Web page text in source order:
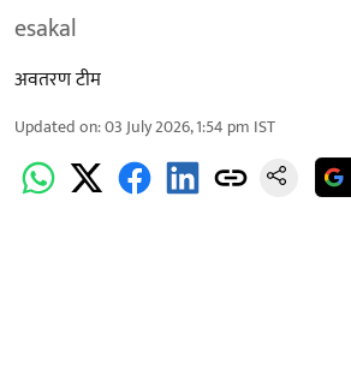
esakal
अवतरण टीम
Updated on:03 July 2026, 1:54 pm IST